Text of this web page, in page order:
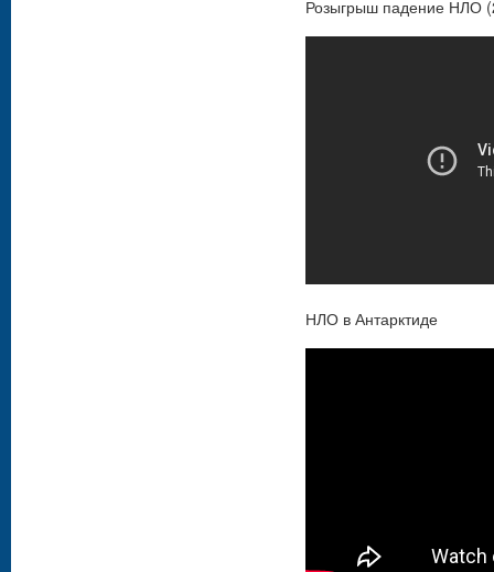
Розыгрыш падение НЛО
НЛО в Антарктиде